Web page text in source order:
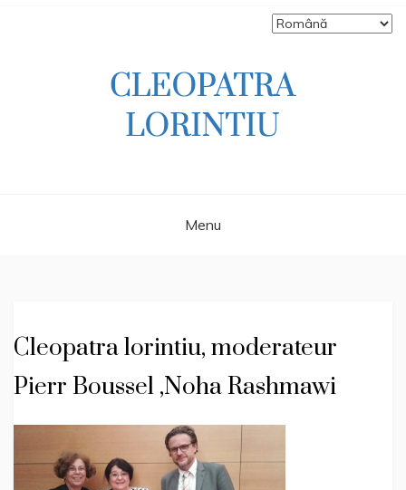
Menu
Cleopatra lorintiu, moderateur
Pierr Boussel ,Noha Rashmawi